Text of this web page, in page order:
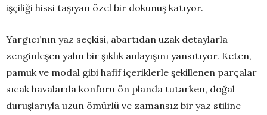
işçiliği hissi taşıyan özel bir dokunuş katıyor.
Yargıcı’nın yaz seçkisi, abartıdan uzak detaylarla
zenginleşen yalın bir şıklık anlayışını yansıtıyor. Keten,
pamuk ve modal gibi hafif içeriklerle şekillenen parçalar
sıcak havalarda konforu ön planda tutarken, doğal
duruşlarıyla uzun ömürlü ve zamansız bir yaz stiline